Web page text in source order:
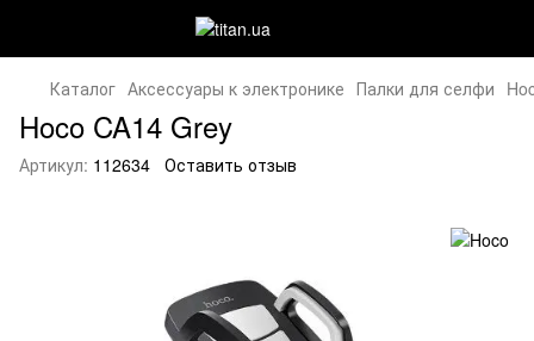
Каталог Аксессуары к электронике Палки для селфи
Hoco CA14 Grey
Артикул: 112634 Оставить отзыв